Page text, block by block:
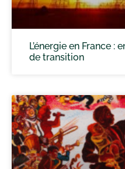
L’énergie en France :
de transition